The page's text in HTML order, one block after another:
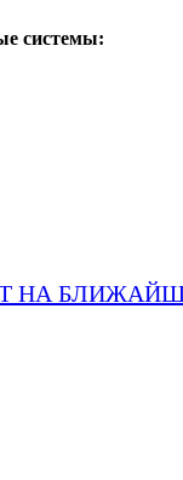
системы:
НА